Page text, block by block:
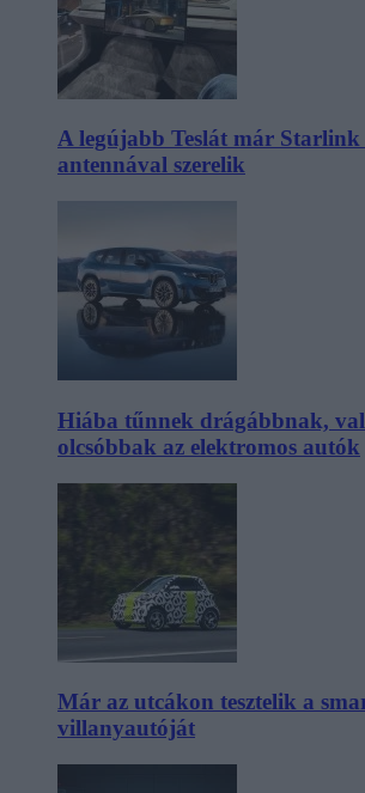
A legújabb Teslát már
antennával szerelik
Hiába tűnnek drágábbnak,
olcsóbbak az elektromos autók
Már az utcákon tesztelik a
villanyautóját